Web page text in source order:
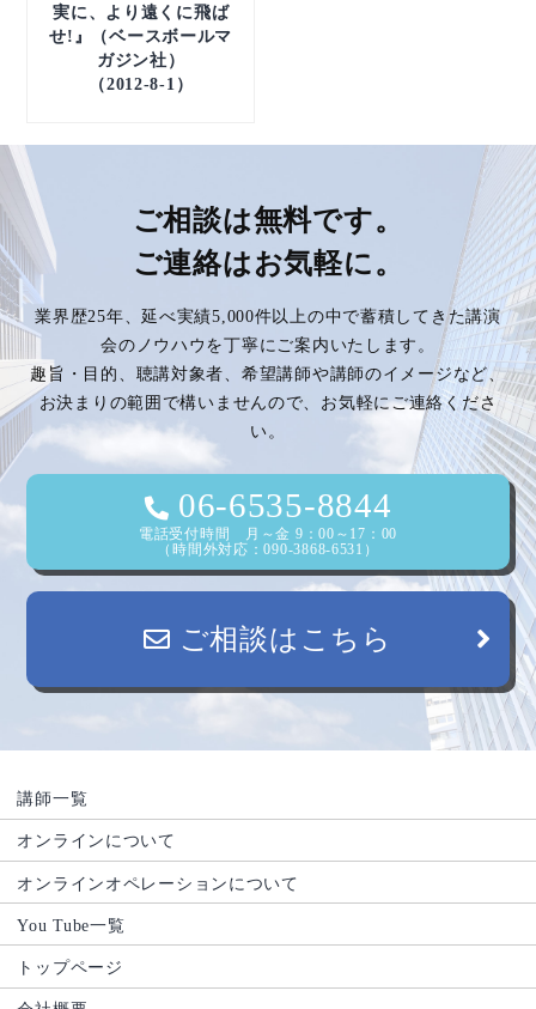
実に、より遠くに飛ば
せ!』（ベースボールマ
ガジン社）
（2012-8-1）
ご相談は無料です。
ご連絡はお気軽に。
業界歴25年、延べ実績5,000件以上の中で蓄積してきた講演
会のノウハウを丁寧にご案内いたします。
趣旨・目的、聴講対象者、希望講師や講師のイメージなど、
お決まりの範囲で構いませんので、お気軽にご連絡くださ
い。
06-6535-8844
電話受付時間 月～金 9：00～17：00
（時間外対応：090-3868-6531）
ご相談はこちら
講師一覧
オンラインについて
オンラインオペレーションについて
You Tube一覧
トップページ